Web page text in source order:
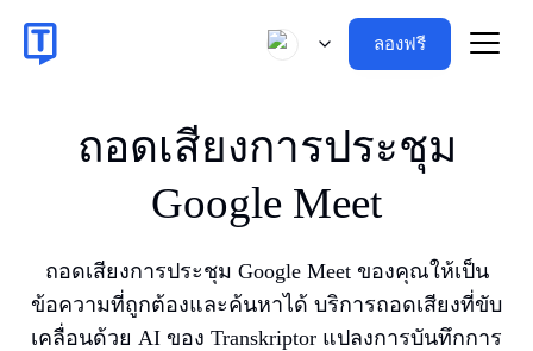
ลองฟรี
ถอดเสียงการประชุม
Google Meet
ถอดเสียงการประชุม Google Meet ของคุณให้เป็น
ข้อความที่ถูกต้องและค้นหาได้ บริการถอดเสียงที่ขับ
เคลื่อนด้วย AI ของ Transkriptor แปลงการบันทึกการ